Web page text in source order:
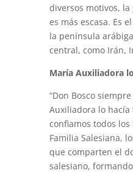
diversos motivos,
es más escasa. Es
la península
central, como Irán,
María Auxiliadora
“Don Bosco
Auxiliadora lo hacía
confiamos todos
Familia Salesiana,
que comparten el
salesiano,